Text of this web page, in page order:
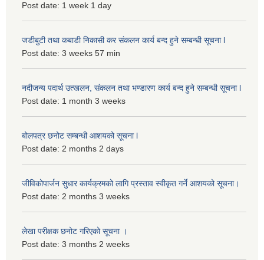
Post date: 1 week 1 day
जडीबुटी तथा कबाडी निकासी कर संकलन कार्य बन्द हुने सम्बन्धी सूचना l
Post date: 3 weeks 57 min
नदीजन्य पदार्थ उत्खलन, संकलन तथा भण्डारण कार्य बन्द हुने सम्बन्धी सूचना l
Post date: 1 month 3 weeks
बोलपत्र छनोट सम्बन्धी आशयको सूचना l
Post date: 2 months 2 days
जीविकोपार्जन सुधार कार्यक्रमको लागि प्रस्ताव स्वीकृत गर्ने आशयको सूचना।
Post date: 2 months 3 weeks
लेखा परीक्षक छनोट गरिएको सूचना ।
Post date: 3 months 2 weeks